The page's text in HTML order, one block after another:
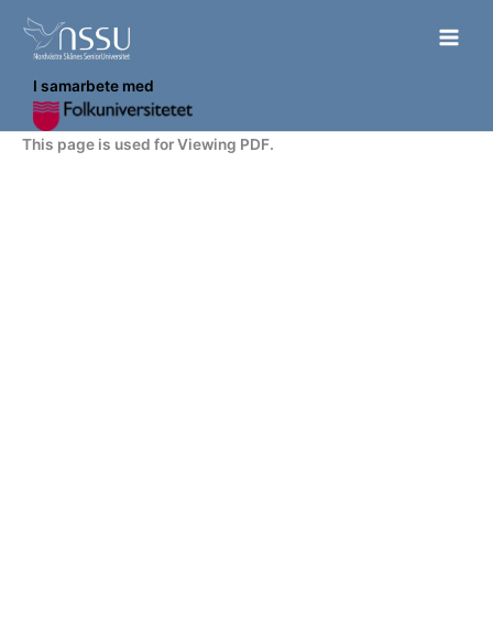
innehåll
I samarbete med
This page is used for Viewing PDF.